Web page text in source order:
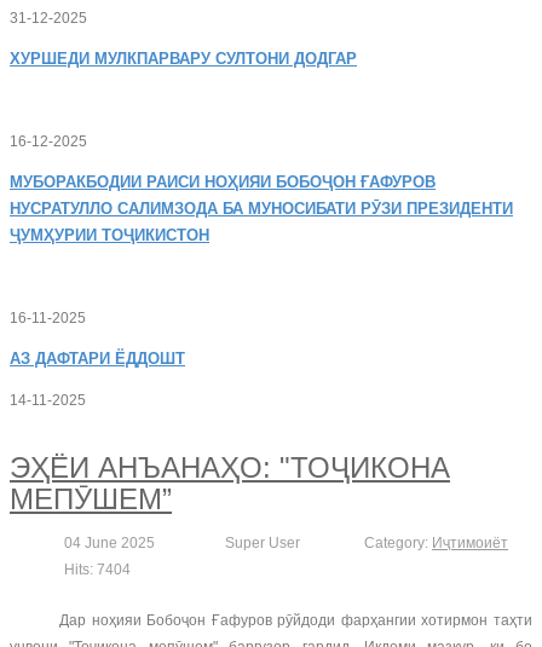
31-12-2025
ХУРШЕДИ МУЛКПАРВАРУ СУЛТОНИ ДОДГАР
16-12-2025
МУБОРАКБОДИИ РАИСИ НОҲИЯИ БОБОҶОН ҒАФУРОВ
НУСРАТУЛЛО САЛИМЗОДА БА МУНОСИБАТИ РӮЗИ ПРЕЗИДЕНТИ
ҶУМҲУРИИ ТОҶИКИСТОН
16-11-2025
АЗ ДАФТАРИ ЁДДОШТ
14-11-2025
ЭҲЁИ АНЪАНАҲО: "ТОҶИКОНА
МЕПӮШЕМ”
04 June 2025 Super User Category: Иҷтимоиёт
Hits: 7404
Дар ноҳияи Бобоҷон Ғафуров рӯйдоди фарҳангии хотирмон таҳти